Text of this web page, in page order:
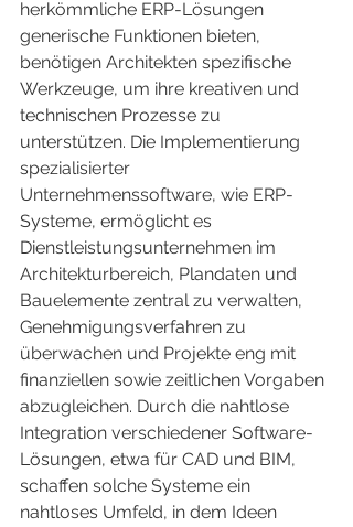
herkömmliche ERP-Lösungen
generische Funktionen bieten,
benötigen Architekten spezifische
Werkzeuge, um ihre kreativen und
technischen Prozesse zu
unterstützen. Die Implementierung
spezialisierter
Unternehmenssoftware, wie ERP-
Systeme, ermöglicht es
Dienstleistungsunternehmen im
Architekturbereich, Plandaten und
Bauelemente zentral zu verwalten,
Genehmigungsverfahren zu
überwachen und Projekte eng mit
finanziellen sowie zeitlichen Vorgaben
abzugleichen. Durch die nahtlose
Integration verschiedener Software-
Lösungen, etwa für CAD und BIM,
schaffen solche Systeme ein
nahtloses Umfeld, in dem Ideen